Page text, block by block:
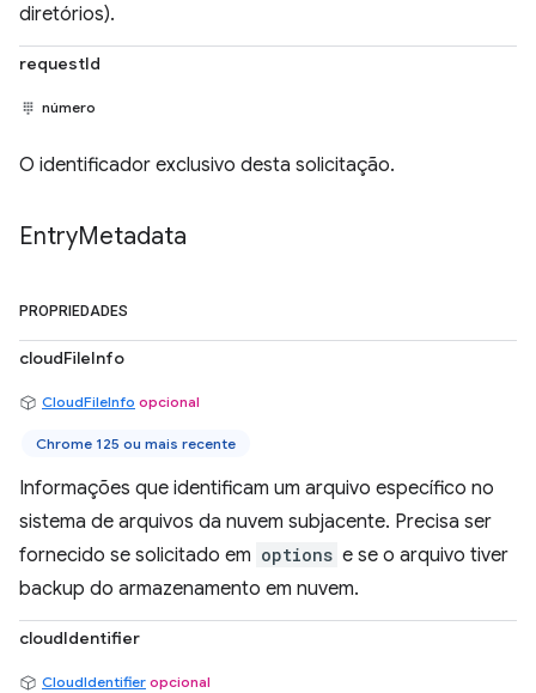
diretórios).
requestId
número
O identificador exclusivo desta solicitação.
EntryMetadata
PROPRIEDADES
cloudFileInfo
CloudFileInfo opcional
Chrome 125 ou mais recente
Informações que identificam um arquivo específico no
sistema de arquivos da nuvem subjacente. Precisa ser
fornecido se solicitado em options e se o arquivo tiver
backup do armazenamento em nuvem.
cloudIdentifier
CloudIdentifier opcional